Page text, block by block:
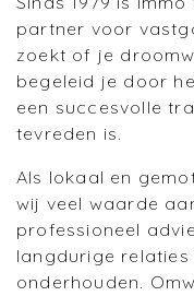
partner voor
zoekt of je
begeleid je door
een succesvolle
tevreden is.
Als lokaal en
wij veel waarde
professioneel
langdurige relaties
onderhouden.